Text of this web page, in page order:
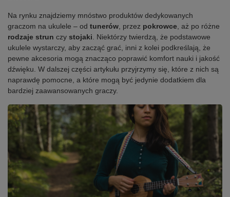
Na rynku znajdziemy mnóstwo produktów dedykowanych
graczom na ukulele – od tunerów , przez pokrowce , aż po różne
rodzaje strun czy stojaki . Niektórzy twierdzą, że podstawowe
ukulele wystarczy, aby zacząć grać, inni z kolei podkreślają, że
pewne akcesoria mogą znacząco poprawić komfort nauki i jakość
dźwięku. W dalszej części artykułu przyjrzymy się, które z nich są
naprawdę pomocne, a które mogą być jedynie dodatkiem dla
bardziej zaawansowanych graczy.